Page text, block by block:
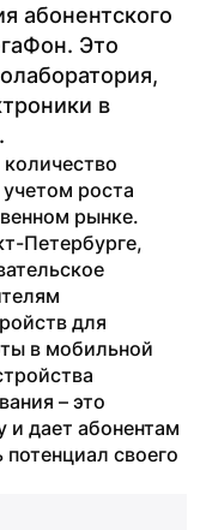
абонентского
Это
в
роста
рынке.
Петербурге,
для
в мобильной
– это
и дает абонентам
своего